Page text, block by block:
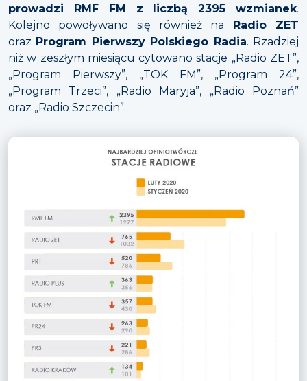
prowadzi RMF FM z liczbą 2395 wzmianek.
Kolejno powoływano się również na
Radio ZET
oraz Program Pierwszy Polskiego Radia. Rzadziej
niż w zeszłym miesiącu cytowano stacje „Radio ZET”,
„Program Pierwszy”, „TOK FM”, „Program 24”,
„Program Trzeci”, „Radio Maryja”, „Radio Poznań”
oraz „Radio Szczecin”.